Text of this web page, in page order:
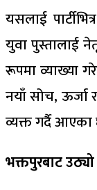
यसलाई
युवा पुस्तालाई
रूपमा व्याख्या
नयाँ सोच, ऊर्जा
व्यक्त गर्दै
भक्तपुरबाट